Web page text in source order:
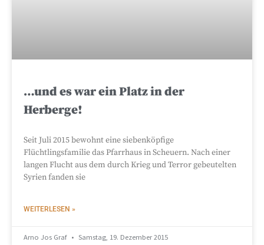
…und es war ein Platz in der
Herberge!
Seit Juli 2015 bewohnt eine siebenköpfige
Flüchtlingsfamilie das Pfarrhaus in Scheuern. Nach einer
langen Flucht aus dem durch Krieg und Terror gebeutelten
Syrien fanden sie
WEITERLESEN »
Arno Jos Graf Samstag, 19. Dezember 2015